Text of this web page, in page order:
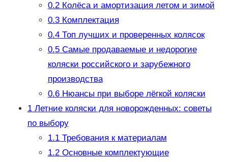
0.2Колёса и амортизация летом и зимой
0.3Комплектация
0.4Топ лучших и проверенных колясок
0.5Самые продаваемые и недорогие
коляски российского и зарубежного
производства
0.6Нюансы при выборе лёгкой коляски
1Летние коляски для новорожденных: советы
по выбору
1.1Требования к материалам
1.2Основные комплектующие